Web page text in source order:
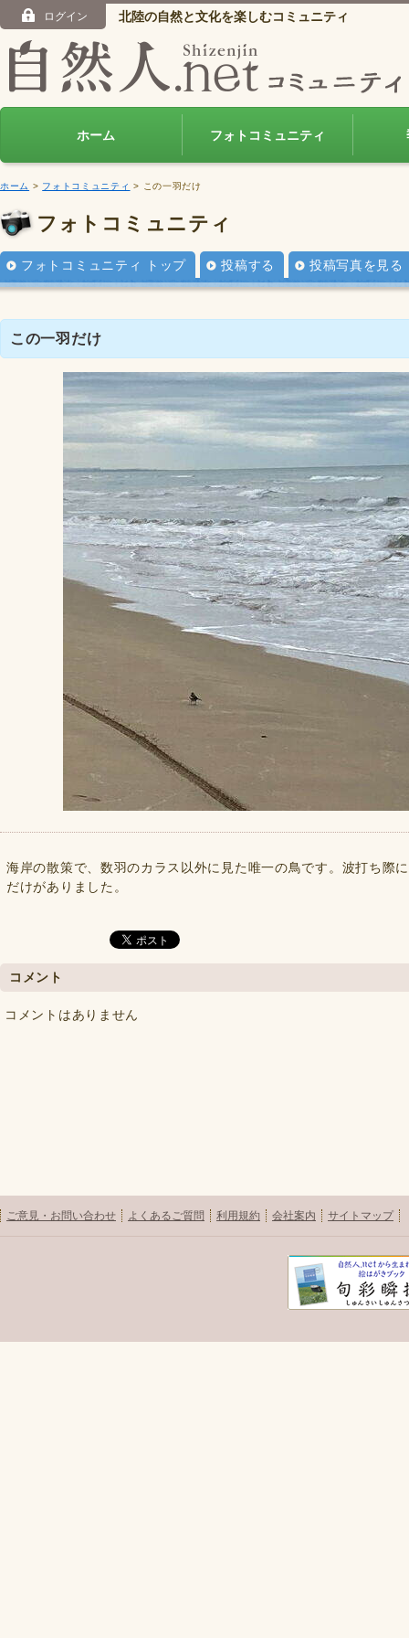
ログイン 北陸の自然と文化を楽しむコミュニティ
ホーム フォトコミュニティ
ホーム > フォトコミュニティ > この一羽だけ
フォトコミュニティ
フォトコミュニティ トップ 投稿する 投稿写真を見る
この一羽だけ
海岸の散策で、数羽のカラス以外に見た唯一の鳥です。波打ち際
だけがありました。
コメント
コメントはありません
ご意見・お問い合わせ よくあるご質問 利用規約 会社案内 サイトマップ